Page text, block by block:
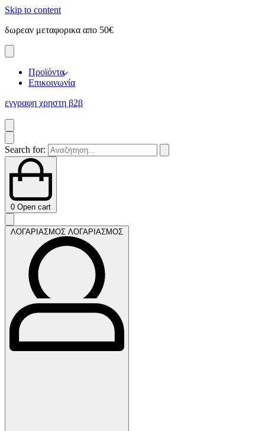
Skip to content
δωρεαν μεταφορικα απο 50€
Προϊόντα
Επικοινωνία
εγγραφη χρηστη β2β
Search for:
0 Open cart
ΛΟΓΑΡΙΑΣΜΟΣ ΛΟΓΑΡΙΑΣΜΟΣ